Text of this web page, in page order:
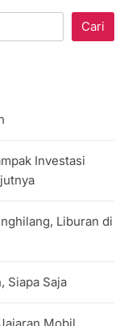
Cari
Investasi
Liburan di
Siapa Saja